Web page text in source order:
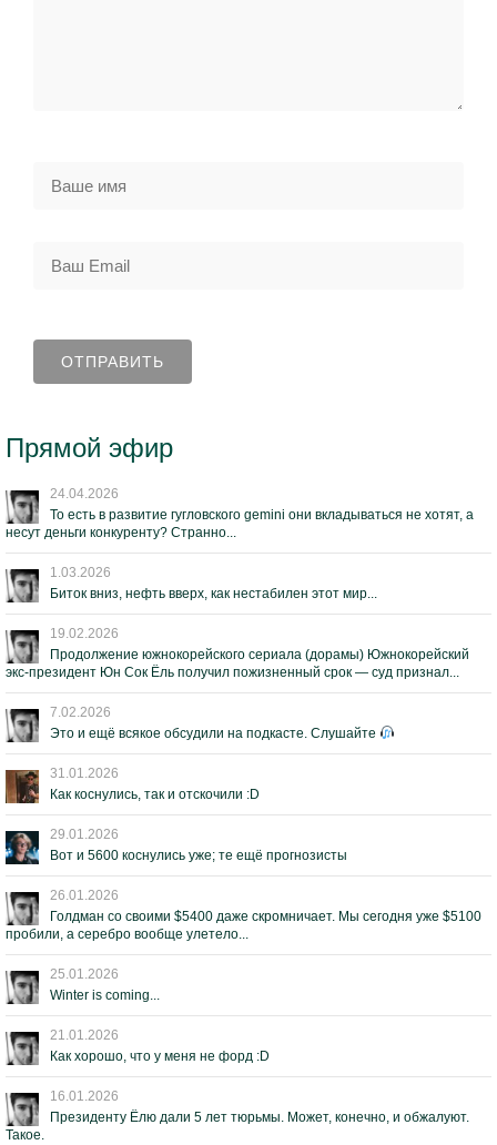
Прямой эфир
24.04.2026
То есть в развитие гугловского gemini они вкладываться не хотят, а
несут деньги конкуренту? Странно...
1.03.2026
Биток вниз, нефть вверх, как нестабилен этот мир...
19.02.2026
Продолжение южнокорейского сериала (дорамы) Южнокорейский
экс-президент Юн Сок Ёль получил пожизненный срок — суд признал...
7.02.2026
Это и ещё всякое обсудили на подкасте. Слушайте
31.01.2026
Как коснулись, так и отскочили :D
29.01.2026
Вот и 5600 коснулись уже; те ещё прогнозисты
26.01.2026
Голдман со своими $5400 даже скромничает. Мы сегодня уже $5100
пробили, а серебро вообще улетело...
25.01.2026
Winter is coming...
21.01.2026
Как хорошо, что у меня не форд :D
16.01.2026
Президенту Ёлю дали 5 лет тюрьмы. Может, конечно, и обжалуют.
Такое.